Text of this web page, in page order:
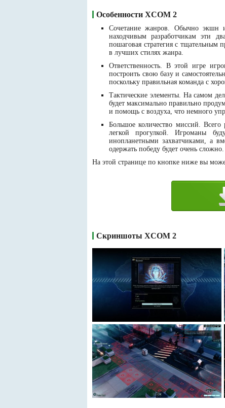
Особенности XCOM 2
Сочетание жанров. Обычно экшн и
находчивым разработчикам эти
пошаговая стратегия с
в лучших стилях жанра.
Ответственность. В этой игре
построить свою базу и
поскольку правильная команда с
Тактические элементы. На самом
будет максимально правильно
и помощь с воздуха, что немного
Большое количество миссий. Всего
легкой прогулкой. Игроманы
инопланетными захватчиками, а
одержать победу будет очень сложно.
На этой странице по кнопке ниже вы
Скриншоты XCOM 2